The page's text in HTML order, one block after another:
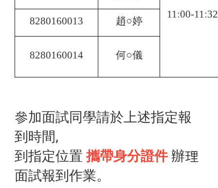
11:00-11:32
8280160013 趙○婷
8280160014 何○儀
參加面試同學請於上述指定報
到時間,
到指定位置攜帶身分證件辦理
面試報到作業。